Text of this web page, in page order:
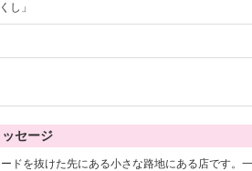
し」
セージ
ドを抜けた先にある小さな路地にある店です。